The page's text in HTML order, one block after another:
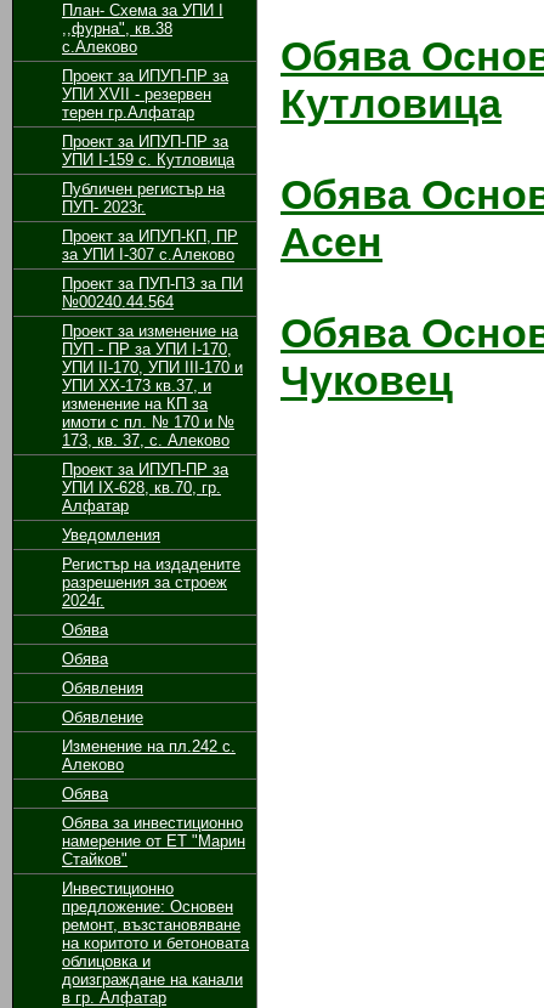
План- Схема за УПИ I
,,фурна", кв.38
с.Алеково
Проект за ИПУП-ПР за
УПИ XVII - резервен
терен гр.Алфатар
Проект за ИПУП-ПР за
УПИ I-159 с. Кутловица
Публичен регистър на
ПУП- 2023г.
Проект за ИПУП-КП, ПР
за УПИ I-307 с.Алеково
Проект за ПУП-ПЗ за ПИ
№00240.44.564
Проект за изменение на
ПУП - ПР за УПИ І-170,
УПИ ІІ-170, УПИ ІІІ-170 и
УПИ ХХ-173 кв.37, и
изменение на КП за
имоти с пл. № 170 и №
173, кв. 37, с. Алеково
Проект за ИПУП-ПР за
УПИ ІХ-628, кв.70, гр.
Алфатар
Уведомления
Регистър на издадените
разрешения за строеж
2024г.
Обява
Обява
Обявления
Обявление
Изменение на пл.242 с.
Алеково
Обява
Обява за инвестиционно
намерение от ЕТ "Марин
Стайков"
Инвестиционно
предложение: Основен
ремонт, възстановяване
на коритото и бетоновата
облицовка и
доизграждане на канали
в гр. Алфатар
Обява
Кутловица
Обява
Асен
Обява
Чуковец